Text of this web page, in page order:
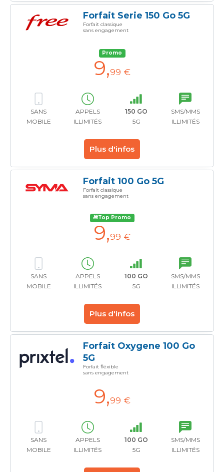
Forfait Serie 150 Go 5G
Forfait classique
sans engagement
Promo
9,99 €
SANS
MOBILE
APPELS
ILLIMITÉS
150 GO
5G
SMS/MMS
ILLIMITÉS
Plus d'infos
Forfait 100 Go 5G
Forfait classique
sans engagement
🎁Top Promo
9,99 €
SANS
MOBILE
APPELS
ILLIMITÉS
100 GO
5G
SMS/MMS
ILLIMITÉS
Plus d'infos
Forfait Oxygene 100 Go
5G
Forfait fléxible
sans engagement
9,99 €
SANS
MOBILE
APPELS
ILLIMITÉS
100 GO
5G
SMS/MMS
ILLIMITÉS